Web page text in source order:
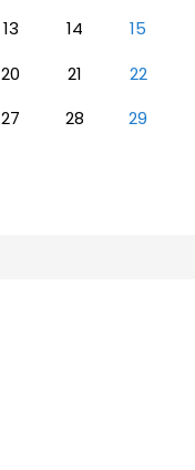
13 14
15
20 21
22
27 28
29